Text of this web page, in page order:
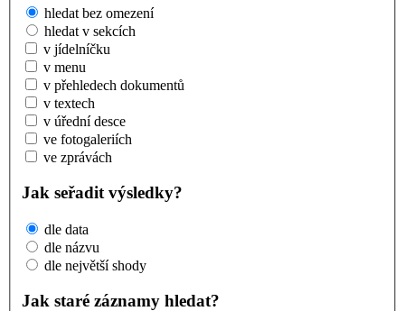
hledat bez omezení
hledat v sekcích
v jídelníčku
v menu
v přehledech dokumentů
v textech
v úřední desce
ve fotogaleriích
ve zprávách
Jak seřadit výsledky?
dle data
dle názvu
dle největší shody
Jak staré záznamy hledat?